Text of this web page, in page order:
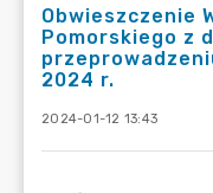
Obwieszczenie
Pomorskiego z
2024 r.
2024-01-12 13:43